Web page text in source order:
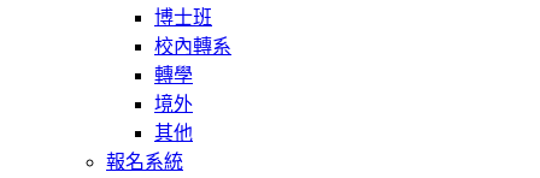
博士班
校內轉系
轉學
境外
其他
報名系統